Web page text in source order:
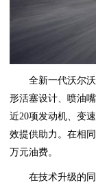
全新一代沃尔
形活塞设计、喷油
近20项发动机、变
效提供助力。在相
万元油费。
在技术升级的